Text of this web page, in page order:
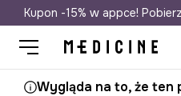
Darmowa
Kupon -15% w appce!
Wygląda na to, że ten